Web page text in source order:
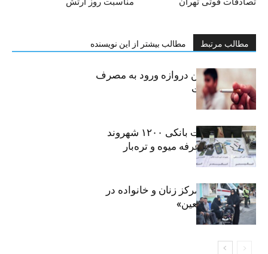
مطالب مرتبط مطالب بیشتر از این نویسنده
سیگار، مهمترین دروازه ورود به مصرف
موادمخدر است
افشای اطلاعات بانکی ۱۲۰۰ شهروند
تهرانی در یک غرفه میوه و تره‌بار
روایت حضور مرکز زنان و خانواده در
«جاماندگان اربعین»